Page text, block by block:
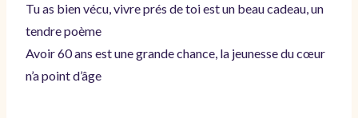
Tu as bien vécu, vivre prés de toi est un beau cadeau, un
tendre poème
Avoir 60 ans est une grande chance, la jeunesse du cœur
n’a point d’âge